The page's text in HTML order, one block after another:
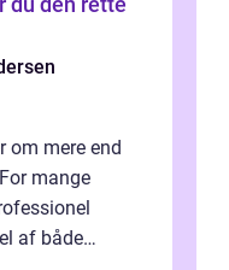
om mere end
mange
af både